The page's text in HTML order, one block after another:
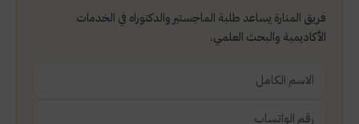
فريق المنارة يساعد طلبة الماجستير والدكتوراه في الخدمات
الأكاديمية والبحث العلمي.